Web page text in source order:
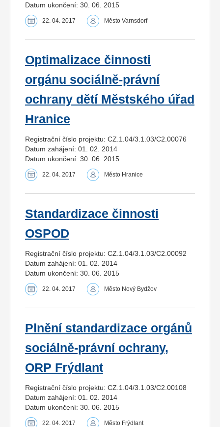
Datum ukončení: 30. 06. 2015
22. 04. 2017 Město Varnsdorf
Optimalizace činnosti
orgánu sociálně-právní
ochrany dětí Městského úřad
Hranice
Registrační číslo projektu: CZ.1.04/3.1.03/C2.00076
Datum zahájení: 01. 02. 2014
Datum ukončení: 30. 06. 2015
22. 04. 2017 Město Hranice
Standardizace činnosti
OSPOD
Registrační číslo projektu: CZ.1.04/3.1.03/C2.00092
Datum zahájení: 01. 02. 2014
Datum ukončení: 30. 06. 2015
22. 04. 2017 Město Nový Bydžov
Plnění standardizace orgánů
sociálně-právní ochrany,
ORP Frýdlant
Registrační číslo projektu: CZ.1.04/3.1.03/C2.00108
Datum zahájení: 01. 02. 2014
Datum ukončení: 30. 06. 2015
22. 04. 2017 Město Frýdlant